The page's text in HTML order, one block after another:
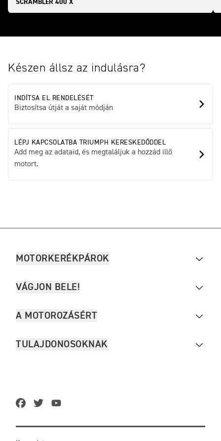
Készen állsz az indulásra?
INDÍTSA EL RENDELÉSÉT
Biztosítsa útját a saját módján
LÉPJ KAPCSOLATBA TRIUMPH KERESKEDŐDDEL
Add meg az adataid, és megtaláljuk a hozzád illő
motort.
MOTORKERÉKPÁROK
VÁGJON BELE!
A MOTOROZÁSÉRT
TULAJDONOSOKNAK